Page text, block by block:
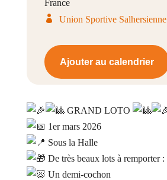
France
Union Sportive Salhersienne
Ajouter au calendrier
GRAND LOTO
1er mars 2026
Sous la Halle
De très beaux lots à remporter :
Un demi-cochon